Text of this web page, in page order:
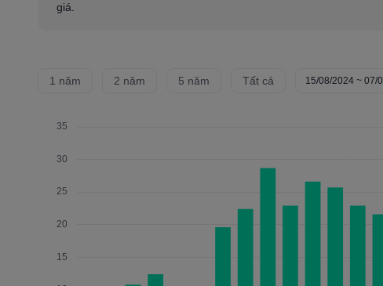
giá.
1 năm 2 năm 5 năm Tất cả